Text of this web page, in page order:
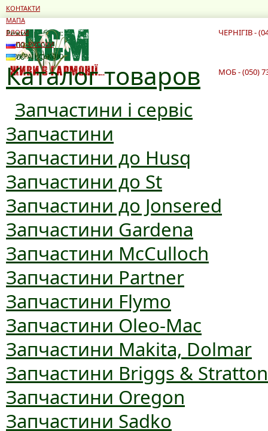
Режим роботи:
10:00 - 19:00
10:00 - 16:00
ЧЕРНІГІВ -
Каталог товаров
Запчастини і сервіс
Запчастини
Запчастини до Husq
Запчастини до St
Запчастини до Jonsered
Запчастини Gardena
Запчастини McCulloch
Запчастини Partner
Запчастини Flymo
Запчастини Oleo-Mac
Запчастини Makita, Dolmar
Запчастини Briggs & Stratton
Запчастини Oregon
Запчастини Sadko
МОБ - (050)
КОНТАКТИ
МАПА
БЛОГИ
ПО-РУССКИ
УКРАЇНСЬКОЮ